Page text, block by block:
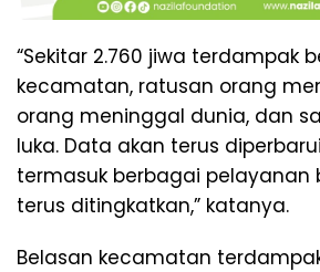
“Sekitar 2.760 jiwa terdampak
kecamatan, ratusan orang
orang meninggal dunia, dan
luka. Data akan terus
termasuk berbagai pelayanan
terus ditingkatkan,” katanya.
Belasan kecamatan